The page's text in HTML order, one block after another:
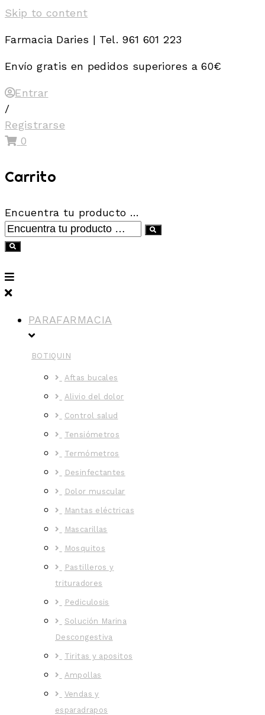
Skip to content
Farmacia Daries | Tel. 961 601 223
Envío gratis en pedidos superiores a 60€
Entrar
/
Registrarse
0
Carrito
Encuentra tu producto …
PARAFARMACIA
BOTIQUIN
Aftas bucales
Alivio del dolor
Control salud
Tensiómetros
Termómetros
Desinfectantes
Dolor muscular
Mantas eléctricas
Mascarillas
Mosquitos
Pastilleros y
trituradores
Pediculosis
Solución Marina
Descongestiva
Tiritas y apositos
Ampollas
Vendas y
esparadrapos